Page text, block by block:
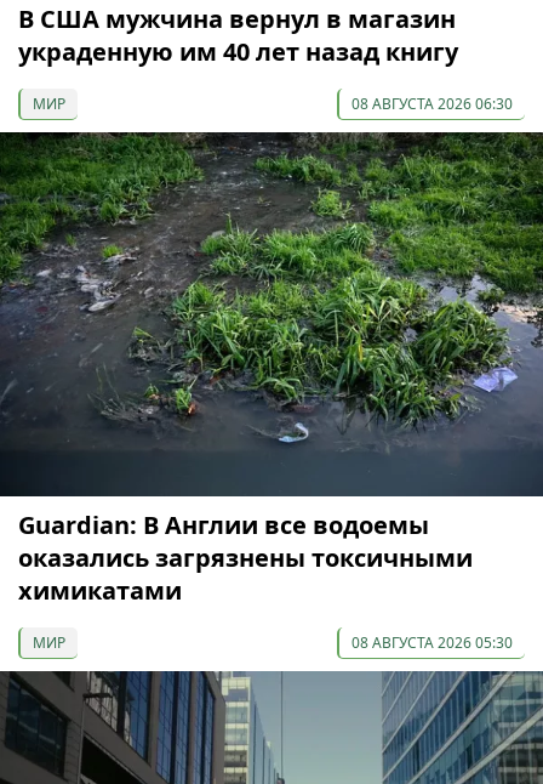
В США мужчина вернул в магазин
украденную им 40 лет назад книгу
МИР 08 АВГУСТА 2026 06:30
Guardian: В Англии все водоемы
оказались загрязнены токсичными
химикатами
МИР 08 АВГУСТА 2026 05:30